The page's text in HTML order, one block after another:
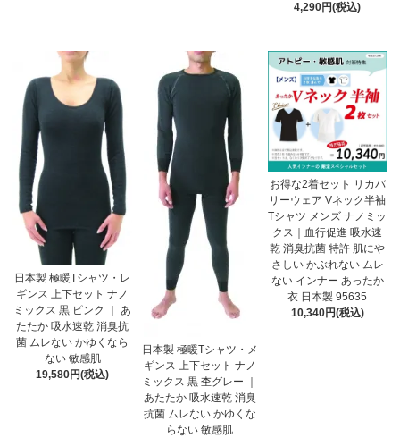
4,290円(税込)
日本製 極暖Tシャツ・レ
ギンス 上下セット ナノ
ミックス 黒 ピンク ｜ あ
たたか 吸水速乾 消臭抗
菌 ムレない かゆくなら
ない 敏感肌
19,580円(税込)
日本製 極暖Tシャツ・メ
ギンス 上下セット ナノ
ミックス 黒 杢グレー ｜
あたたか 吸水速乾 消臭
抗菌 ムレない かゆくな
らない 敏感肌
お得な2着セット リカバ
リーウェア Vネック半袖
Tシャツ メンズ ナノミッ
クス｜血行促進 吸水速
乾 消臭抗菌 特許 肌にや
さしい かぶれない ムレ
ない インナー あったか
衣 日本製 95635
10,340円(税込)